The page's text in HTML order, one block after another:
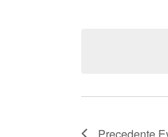
Precedente